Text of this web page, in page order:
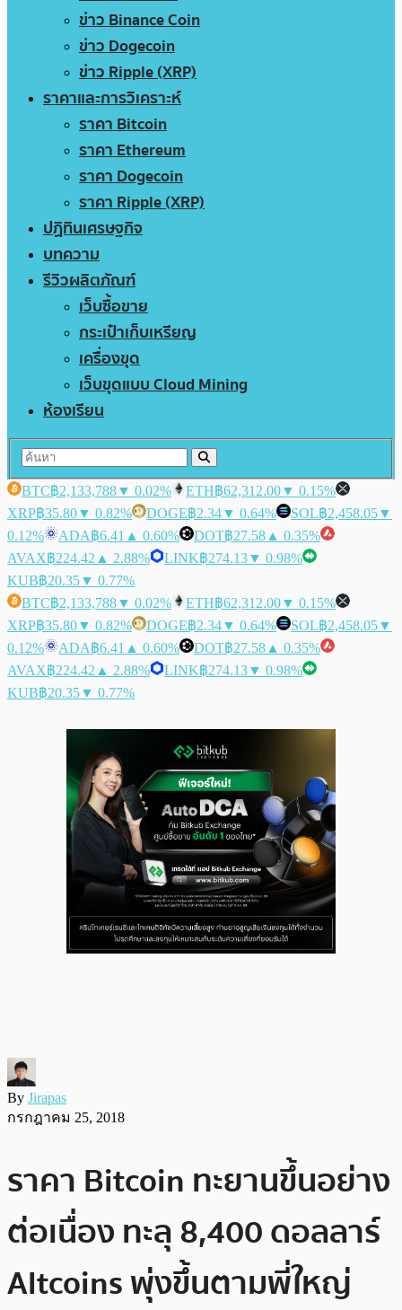
ข่าว Binance Coin
ข่าว Dogecoin
ข่าว Ripple (XRP)
ราคาและการวิเคราะห์
ราคา Bitcoin
ราคา Ethereum
ราคา Dogecoin
ราคา Ripple (XRP)
ปฏิทินเศรษฐกิจ
บทความ
รีวิวผลิตภัณฑ์
เว็บซื้อขาย
กระเป๋าเก็บเหรียญ
เครื่องขุด
เว็บขุดแบบ Cloud Mining
ห้องเรียน
BTC฿2,133,788▼ 0.02% ETH฿62,312.00▼ 0.15%
XRP฿35.80▼ 0.82% DOGE฿2.34▼ 0.64% SOL฿2,458.05▼
0.12%
ADA฿6.41 ▲ 0.60% DOT฿27.58 ▲ 0.35%
AVAX฿224.42 ▲ 2.88% LINK฿274.13▼ 0.98%
KUB฿20.35▼ 0.77%
BTC฿2,133,788▼ 0.02% ETH฿62,312.00▼ 0.15%
XRP฿35.80▼ 0.82% DOGE฿2.34▼ 0.64% SOL฿2,458.05▼
0.12%
ADA฿6.41 ▲ 0.60% DOT฿27.58 ▲ 0.35%
AVAX฿224.42 ▲ 2.88% LINK฿274.13▼ 0.98%
KUB฿20.35▼ 0.77%
By Jirapas
กรกฎาคม 25, 2018
ราคา Bitcoin ทะยานขึ้นอย่าง
ต่อเนื่อง ทะลุ 8,400 ดอลลาร์
Altcoins พุ่งขึ้นตามพี่ใหญ่